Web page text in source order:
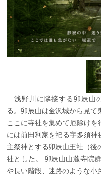
浅野川に隣接する卯辰山
る。卯辰山は金沢城から見
ここに寺社を集めて厄除けを
には前田利家を祀る宇多須
主祭神とする卯辰山王社（後
社とした。 卯辰山山麓寺院
や長い階段、迷路のような小